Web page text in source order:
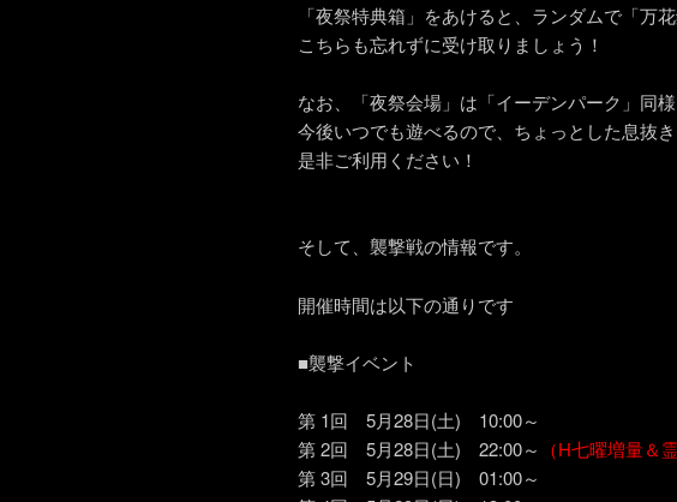
「夜祭特典箱」をあけると、ランダムで「万
こちらも忘れずに受け取りましょう！
なお、「夜祭会場」は「イーデンパーク」同様
今後いつでも遊べるので、ちょっとした息抜
是非ご利用ください！
そして、襲撃戦の情報です。
開催時間は以下の通りです
■襲撃イベント
第 1回 5月28日(土) 10:00～
第 2回 5月28日(土) 22:00～ （H七曜増量＆
第 3回 5月29日(日) 01:00～